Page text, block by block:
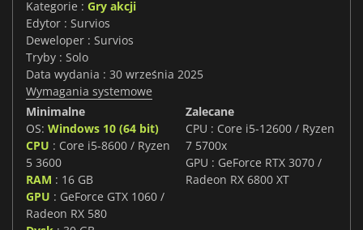
Kategorie : Gry akcji
Edytor : Survios
Deweloper : Survios
Tryby : Solo
Data wydania : 30 września 2025
Wymagania systemowe
Minimalne
OS: Windows 10 (64 bit)
CPU : Core i5-8600 / Ryzen
5 3600
RAM : 16 GB
GPU : GeForce GTX 1060 /
Radeon RX 580
Zalecane
CPU : Core i5-12600 / Ryzen
7 5700x
GPU : GeForce RTX 3070 /
Radeon RX 6800 XT